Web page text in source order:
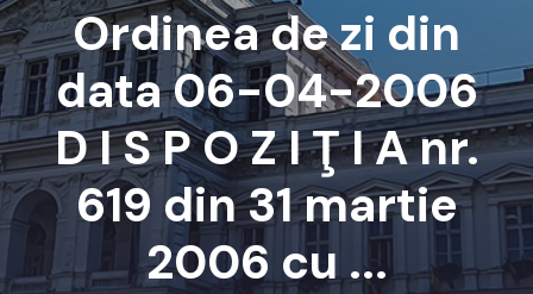
Ordinea de zi din
data 06-04-2006
D I S P O Z I Ţ I A nr.
619 din 31 martie
2006 cu ...